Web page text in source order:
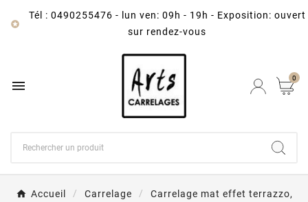

Tél : 0490255476 -
lun ven: 09h - 19h - Exposition: ouvert
sur rendez-vous
 0
Accueil Carrelage
Carrelage mat effet terrazzo,